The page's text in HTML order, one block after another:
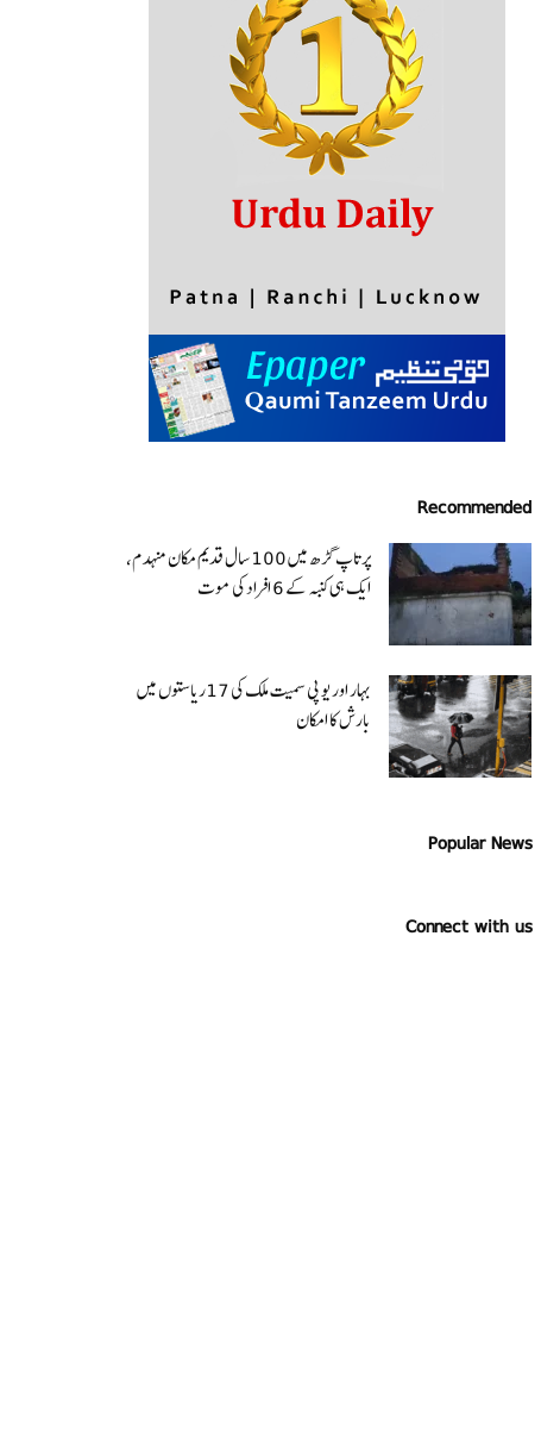
Recommended
پرتاپ گڑھ میں 100 سال قدیم مکان منہدم،
ایک ہی کنبہ کے 6 افراد کی موت
بہار اور یو پی سمیت ملک کی 17ریاستوں میں
بارش کا امکان
Popular News
Connect with us